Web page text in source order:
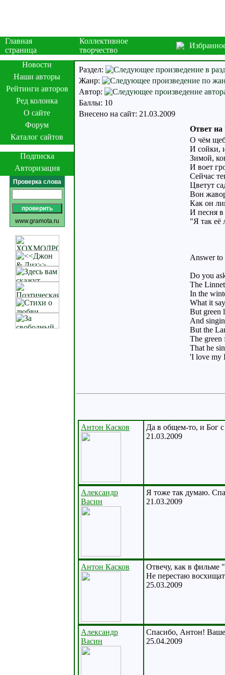
Главная
страница
Коллективное
творчество
Новости
Наши авторы
Рейтинги авторов
Ред колонка
О сайте
Форум
Каталог сайтов
Подписка
Авторизация
Проверка слова
www.gramota.ru
Раздел:
Жанр:
Автор:
Баллы: 10
Внесено на сайт: 21.03.2009
Ответ на
О чём
И сойки,
Зимой,
И воет
Сейчас
Цветут
Вон
Как он
И песня в
"Я так
Answer to
Do you
The
In the
What it
But green
And
But the
The green
That he
'I love my
Антон Касков
Да в общем-то, и Бог
21.03.2009
Александр
Васин
Я тоже так думаю.
21.03.2009
Антон Касков
Отвечу, как в фильме
Не перестаю
25.03.2009
Александр
Васин
Спасибо, Антон! Ваше
25.04.2009